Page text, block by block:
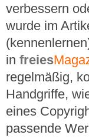
verbessern
wurde im
in freies
regelmäßig,
Handgriffe,
eines
passende